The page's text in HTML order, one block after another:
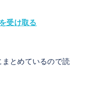
受け取る
とめているので読